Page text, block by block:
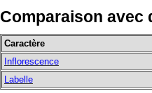
Comparaison avec
Caractère
Inflorescence
Labelle